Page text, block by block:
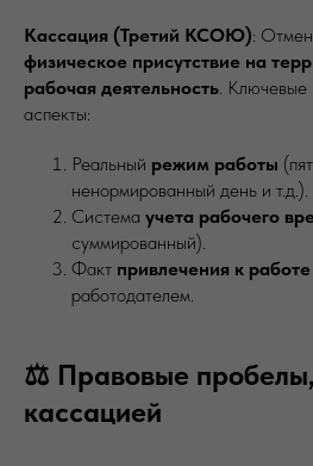
Кассация (Третий КСОЮ):
физическое присутствие на
рабочая деятельность. Ключевые
аспекты:
Реальный режим работы
ненормированный день и т.д.).
Система учета рабочего
суммированный).
Факт привлечения к
работодателем.
⚖️ Правовые
кассацией